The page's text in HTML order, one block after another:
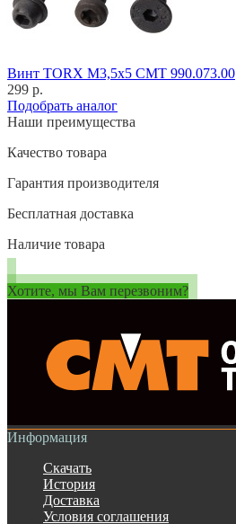
Винт TORX M3,5x5 CMT 990.073.00
299 р.
Подобрать аналог
Наши преимущества
Качество товара
Гарантия производителя
Бесплатная доставка
Наличие товара
Хотите, мы Вам перезвоним?
Информация
Скачать
История
Доставка
Условия соглашения